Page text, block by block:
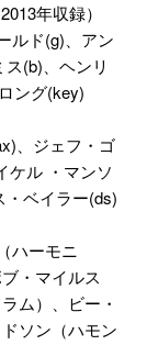
年収録）
ルド(g)、アン
(b)、ヘンリ
ング(key)
、ジェフ・ゴ
ケル ・マンソ
・ベイラー(ds)
ハーモニ
・マイルス
ム）、ビー・
ソン（ハモン